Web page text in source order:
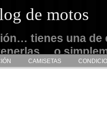
de motos
tienes una de
o
sitioCAMISETAS